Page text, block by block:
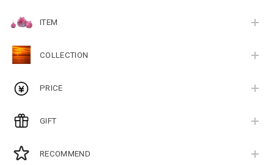
ITEM
COLLECTION
PRICE
GIFT
RECOMMEND